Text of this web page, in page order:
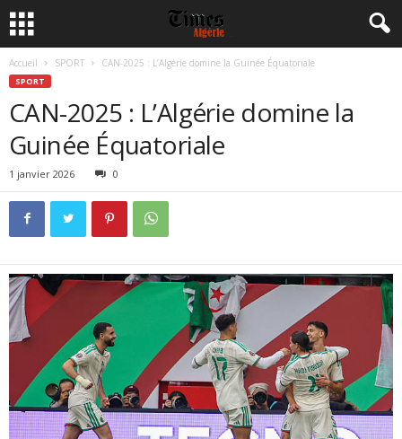
Accueil SPORT CAN-2025 : L’Algérie domine la Guinée Équatoriale
SPORT
CAN-2025 : L’Algérie domine la
Guinée Équatoriale
1 janvier 2026 0